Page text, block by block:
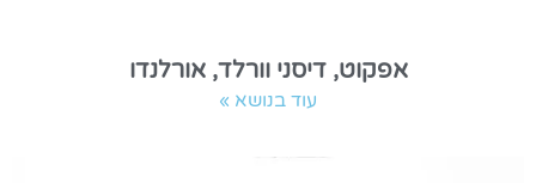
אפקוט, דיסני וורלד, אורלנדו
עוד בנושא »